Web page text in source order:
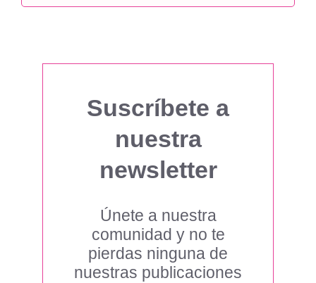
Suscríbete a
nuestra
newsletter
Únete a nuestra
comunidad y no te
pierdas ninguna de
nuestras publicaciones